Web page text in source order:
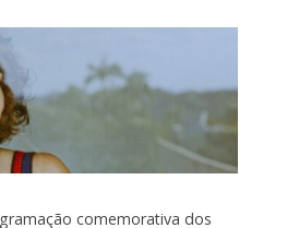
comemorativa dos